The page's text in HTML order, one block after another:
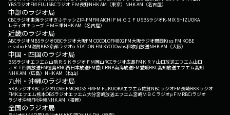
YBSラジオFM FUJISBCラジオ ＦＭ長野NHK AM（東京） NHK AM（名古屋）
中部のラジオ局
CBCラジオ東海ラジオぎふチャンZIP-FMFM AICHI ＦＭ ＧＩＦＵ SBSラジオK-MIX SHIZUOKA
レディオキューブ ＦＭ三重NHK AM（名古屋）
近畿のラジオ局
ABCラジオMBSラジオOBCラジオ大阪FM COCOLOFM802FM大阪ラジオ関西Kiss FM KOBE
e-radio FM滋賀KBS京都ラジオα-STATION FM KYOTOwbs和歌山放送NHK AM（大阪）
中国・四国のラジオ局
BSSラジオエフエム山陰ＲＳＫラジオ ＦＭ岡山RCCラジオ広島FM ＫＲＹ山口放送エフエム山口
ＪＲＴ四国放送FM徳島RNC西日本放送FM香川RNB南海放送FM愛媛RKC高知放送エフエム高知
NHK AM（広島） NHK AM（松山）
九州・沖縄のラジオ局
RKBラジオKBCラジオLOVE FMCROSS FMFM FUKUOKAエフエム佐賀NBCラジオFM長崎RKKラジオ
FMKエフエム熊本OBSラジオエフエム大分宮崎放送エフエム宮崎ＭＢＣラジオμＦＭRBCiラジオ
ラジオ沖縄FM沖縄NHK AM（福岡）
全国のラジオ局